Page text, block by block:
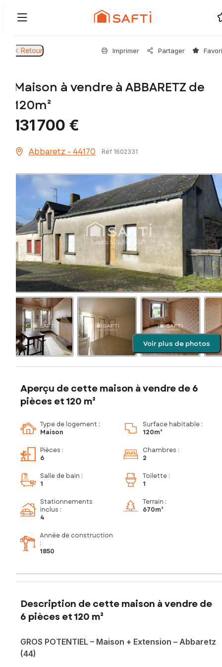
Retour Imprimer Partager
Maison à vendre à ABBARETZ de
120m²
131 700 €
Abbaretz - 44170 Réf 1602331
Voir plus de photos
Aperçu de cette maison à vendre de 6
pièces et 120 m²
Type de logement :
Maison
Surface habitable :
120m²
Pièces :
6
Chambres :
2
Salle de bain :
1
Toilette :
1
Stationnements
inclus :
4
Terrain :
670m²
Année de construction
:
1850
Description de cette maison à vendre de
6 pièces et 120 m²
GROS POTENTIEL – Maison + Extension – Abbaretz
(44)